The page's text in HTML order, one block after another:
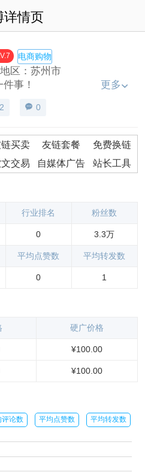
详情页
电商购物
地区：苏州市
事！
更多
2 0
买卖 友链套餐
免费换链
交易 自媒体广告 站长工具
行业排名 粉丝数
0 3.3万
平均点赞数 平均转发数
0 1
硬广价格
¥100.00
¥100.00
平均转发数
平均点赞数
评论数